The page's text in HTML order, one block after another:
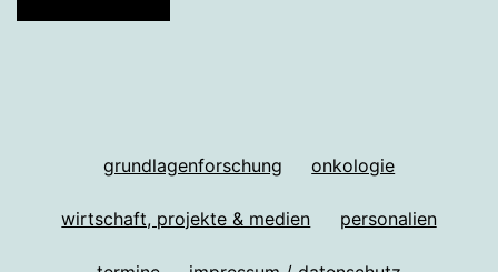
grundlagenforschung onkologie
wirtschaft, projekte & medien personalien